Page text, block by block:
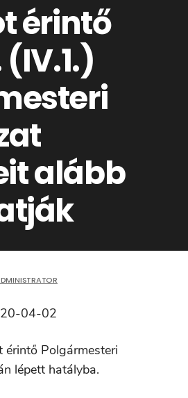
érintő
alább
04-02
Polgármesteri
lépett hatályba.